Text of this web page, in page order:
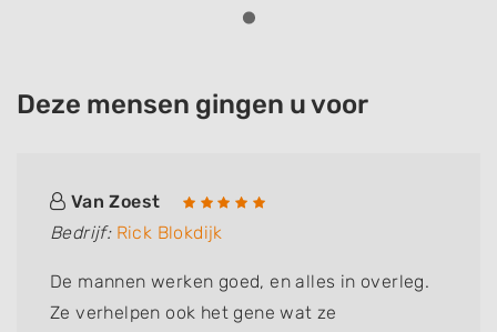
Deze mensen gingen u voor
Van Zoest
Bedrijf: Rick Blokdijk
De mannen werken goed, en alles in overleg.
Ze verhelpen ook het gene wat ze